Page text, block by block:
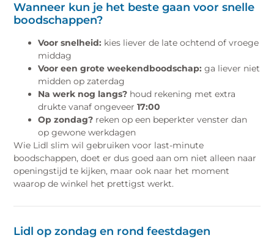
Wanneer kun je het beste gaan voor snelle
boodschappen?
Voor snelheid: kies liever de late ochtend of vroege
middag
Voor een grote weekendboodschap: ga liever niet
midden op zaterdag
Na werk nog langs? houd rekening met extra
drukte vanaf ongeveer17:00
Op zondag? reken op een beperkter venster dan
op gewone werkdagen
Wie Lidl slim wil gebruiken voor last-minute
boodschappen, doet er dus goed aan om niet alleen naar
openingstijd te kijken, maar ook naar het moment
waarop de winkel het prettigst werkt.
Lidl op zondag en rond feestdagen